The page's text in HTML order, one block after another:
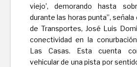
viejo’, demorando hasta
durante las horas punta”,
de Transportes, José Luis
conectividad en la
Las Casas. Esta cuenta
vehicular de una pista por